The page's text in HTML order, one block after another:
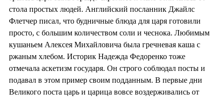
стола простых людей. Английский посланник Джайлс
Флетчер писал, что будничные блюда для царя готовили
просто, с большим количеством соли и чеснока. Любимым
кушаньем Алексея Михайловича была гречневая каша с
ржаным хлебом. Историк Надежда Федоренко тоже
отмечала аскетизм государя. Он строго соблюдал посты и
подавал в этом пример своим подданным. В первые дни
Великого поста царь и царица вовсе воздерживались от